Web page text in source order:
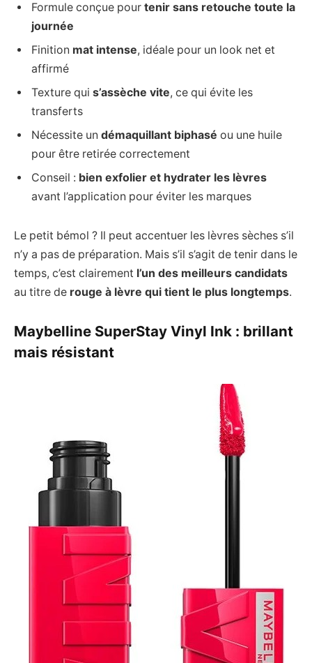
Formule conçue pour tenir sans retouche toute la
journée
Finition mat intense, idéale pour un look net et
affirmé
Texture qui s’assèche vite, ce qui évite les
transferts
Nécessite un démaquillant biphasé ou une huile
pour être retirée correctement
Conseil : bien exfolier et hydrater les lèvres
avant l’application pour éviter les marques
Le petit bémol ? Il peut accentuer les lèvres sèches s’il
n’y a pas de préparation. Mais s’il s’agit de tenir dans le
temps, c’est clairement l’un des meilleurs candidats
au titre de rouge à lèvre qui tient le plus longtemps.
Maybelline SuperStay Vinyl Ink : brillant
mais résistant